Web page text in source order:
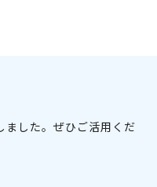
した。ぜひご活用くだ